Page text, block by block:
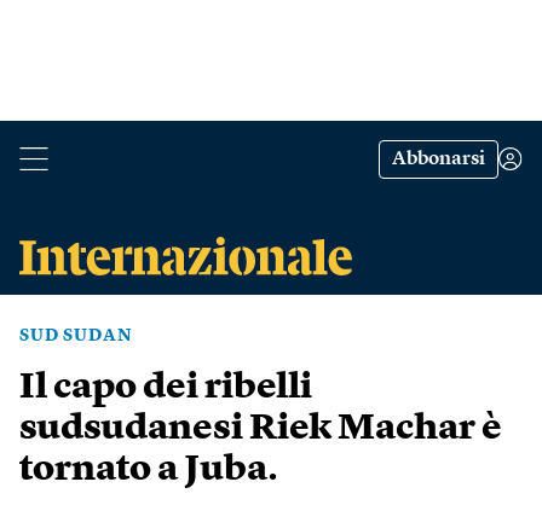
Abbonarsi
SUD SUDAN
Il capo dei ribelli
sudsudanesi Riek Machar è
tornato a Juba.